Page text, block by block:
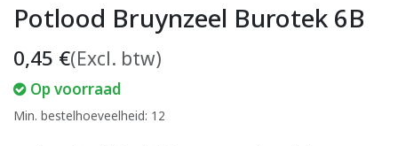
Potlood Bruynzeel Burotek 6B
0,45 €(Excl. btw)
Op voorraad
Min. bestelhoeveelheid: 12